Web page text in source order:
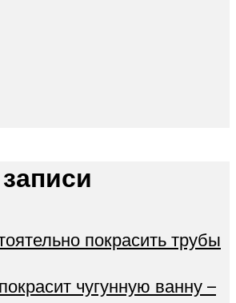
покрасить трубы
чугунную ванну –